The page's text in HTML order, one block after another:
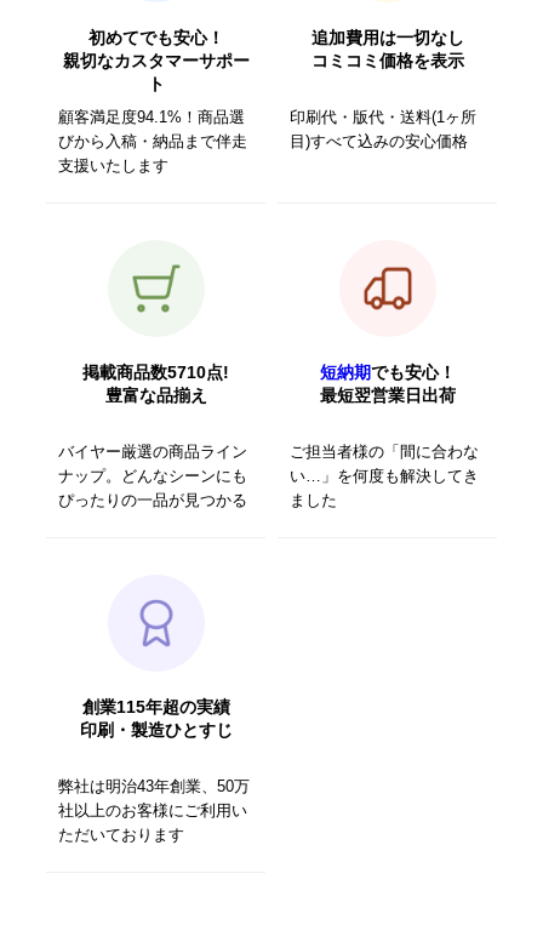
初めてでも安心！
親切なカスタマーサポー
ト
顧客満足度94.1%！商品選
びから入稿・納品まで伴走
支援いたします
追加費用は一切なし
コミコミ価格を表示
印刷代・版代・送料(1ヶ所
目)すべて込みの安心価格
掲載商品数5710点!
豊富な品揃え
バイヤー厳選の商品ライン
ナップ。どんなシーンにも
ぴったりの一品が見つかる
短納期でも安心！
最短翌営業日出荷
ご担当者様の「間に合わな
い…」を何度も解決してき
ました
創業115年超の実績
印刷・製造ひとすじ
弊社は明治43年創業、50万
社以上のお客様にご利用い
ただいております